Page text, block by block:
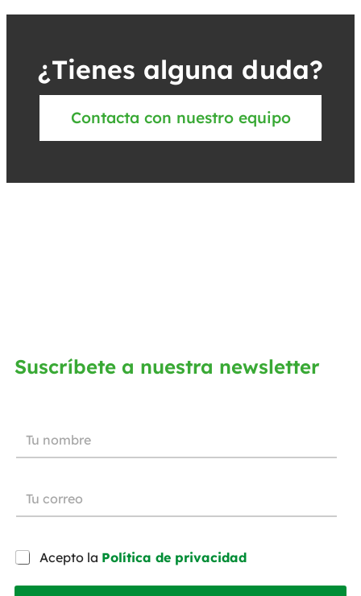
¿Tienes alguna duda?
Contacta con nuestro equipo
Suscríbete a nuestra newsletter
Acepto la Política de privacidad